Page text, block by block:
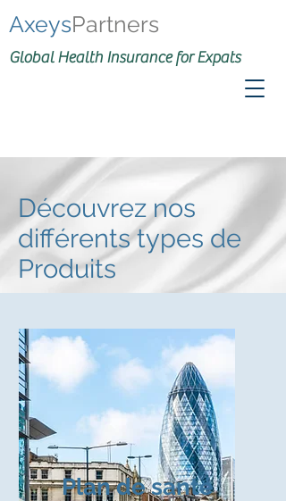
AxeysPartners
Global Health Insurance for Expats
Découvrez nos
différents types de
Produits
Plan de santé